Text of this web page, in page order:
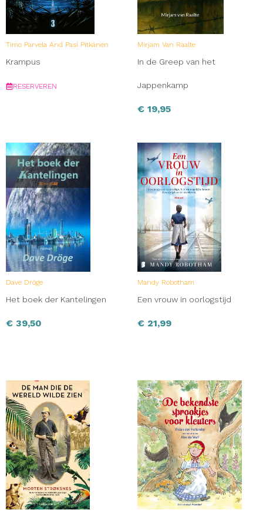
Timo Parvela And Pasi Pitkänen
Krampus
RESERVEREN
Mirjam Van Raalte
In de Greep van het
Jappenkamp
€ 19,95
Dave Dröge
Het boek der Kantelingen
€ 39,50
Mandy Robotham
Een vrouw in oorlogstijd
€ 21,99